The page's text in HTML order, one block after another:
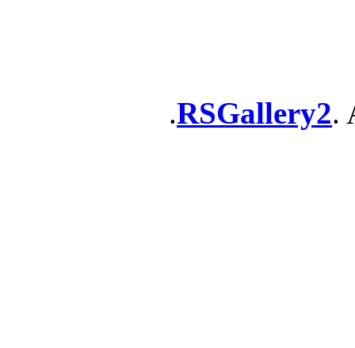
RSGallery2.